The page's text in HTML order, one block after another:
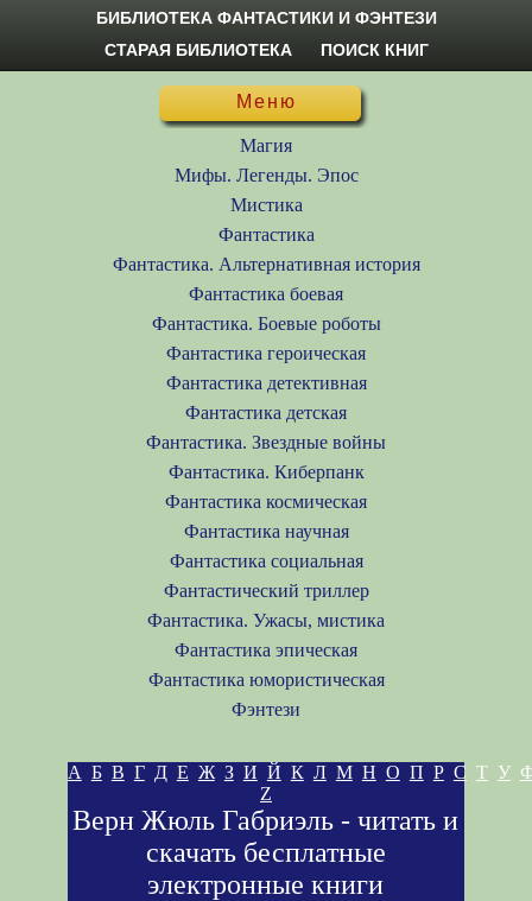
БИБЛИОТЕКА ФАНТАСТИКИ И ФЭНТЕЗИ
СТАРАЯ БИБЛИОТЕКА
ПОИСК КНИГ
Меню
Магия
Мифы. Легенды. Эпос
Мистика
Фантастика
Фантастика. Альтернативная история
Фантастика боевая
Фантастика. Боевые роботы
Фантастика героическая
Фантастика детективная
Фантастика детская
Фантастика. Звездные войны
Фантастика. Киберпанк
Фантастика космическая
Фантастика научная
Фантастика социальная
Фантастический триллер
Фантастика. Ужасы, мистика
Фантастика эпическая
Фантастика юмористическая
Фэнтези
А Б В Г Д Е Ж З И Й К Л М Н О П Р С Т У
Z
Верн Жюль Габриэль - читать и
скачать бесплатные
электронные книги